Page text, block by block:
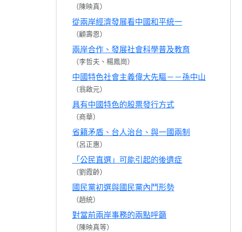
（陳映真）
從兩岸經濟發展看中國和平統一
（顧壽恩）
兩岸合作、發展社會科學普及教育
（李哲夫、楊鳳崗）
中國特色社會主義偉大先驅－－孫中山
（翁啟元）
具有中國特色的股票發行方式
（商華）
省籍矛盾、台人治台、與一國兩制
（呂正惠）
「公民直選」可能引起的後遺症
（劉霞齡）
國民黨初選與國民黨內鬥形勢
（趙統）
對當前兩岸事務的兩點呼籲
（陳映真等）